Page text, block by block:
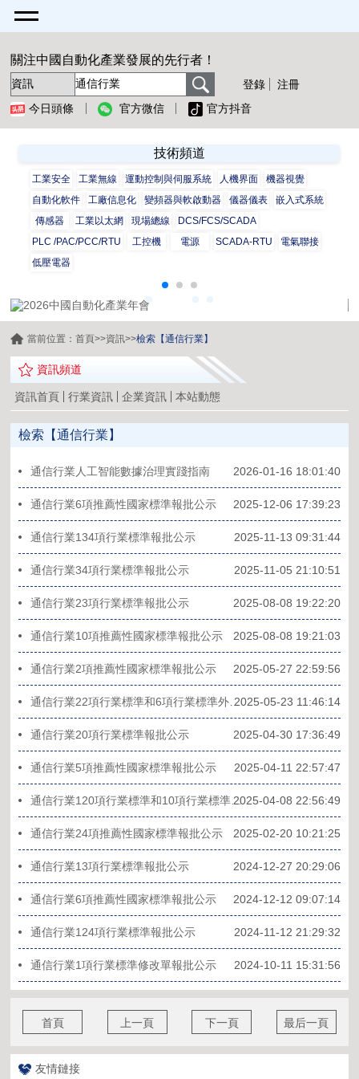
關注中國自動化產業發展的先行者！
登錄
注冊
今日頭條
官方微信 官方抖音
技術頻道
工業安全 工業無線 運動控制與伺服系統 人機界面
機器視覺
自動化軟件
工廠信息化 變頻器與軟啟動器 儀器儀表
嵌入式系統
傳感器
工業以太網 現場總線
DCS/FCS/SCADA
PLC /PAC/PCC/RTU
工控機 電源 SCADA-RTU
電氣聯接
低壓電器
當前位置：首頁>>資訊>>檢索【通信行業】
資訊頻道
資訊首頁 行業資訊 企業資訊 本站動態
檢索【通信行業】
通信行業人工智能數據治理實踐指南 2026-01-16 18:01:40
通信行業6項推薦性國家標準報批公示 2025-12-06 17:39:23
通信行業134項行業標準報批公示 2025-11-13 09:31:44
通信行業34項行業標準報批公示 2025-11-05 21:10:51
通信行業23項行業標準報批公示 2025-08-08 19:22:20
通信行業10項推薦性國家標準報批公示 2025-08-08 19:21:03
通信行業2項推薦性國家標準報批公示 2025-05-27 22:59:56
通信行業22項行業標準和6項行業標準外文版報批公示
2025-05-23 11:46:14
通信行業20項行業標準報批公示 2025-04-30 17:36:49
通信行業5項推薦性國家標準報批公示 2025-04-11 22:57:47
通信行業120項行業標準和10項行業標準外文版報批公示
2025-04-08 22:56:49
通信行業24項推薦性國家標準報批公示 2025-02-20 10:21:25
通信行業13項行業標準報批公示 2024-12-27 20:29:06
通信行業6項推薦性國家標準報批公示 2024-12-12 09:07:14
通信行業124項行業標準報批公示 2024-11-12 21:29:32
通信行業1項行業標準修改單報批公示 2024-10-11 15:31:56
首頁 上一頁 下一頁 最后一頁
友情鏈接